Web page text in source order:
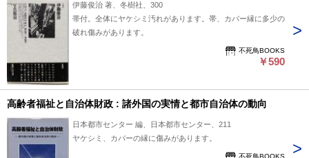
伊藤俊治 著、冬樹社、300
帯付。全体にヤケシミ汚れがあります。帯、カバー縁に多少の
破れ傷みがあります。
不死鳥BOOKS
￥590
高齢者福祉と自治体財政 : 諸外国の実情と都市自治体の動向
日本都市センター 編、日本都市センター、211
ヤケシミ、カバーの縁に傷みがあります。
不死鳥BOOKS